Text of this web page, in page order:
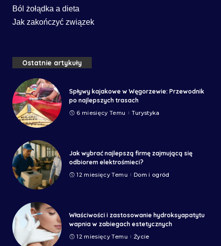
Ból żołądka a dieta
Jak zakończyć związek
Ostatnie artykuły
Spływy kajakowe w Węgorzewie: Przewodnik
po najlepszych trasach
6 miesięcy Temu Turystyka
Jak wybrać najlepszą firmę zajmującą się
odbiorem elektrośmieci?
12 miesięcy Temu Dom i ogród
Właściwości i zastosowanie hydroksyapatytu
wapnia w zabiegach estetycznych
12 miesięcy Temu Życie